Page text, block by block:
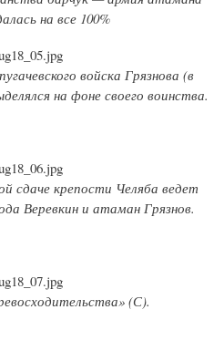
на все 100%
войска Грязнова (в
на фоне своего воинства.
сдаче крепости Челяба ведет
Веревкин и атаман Грязнов.
(С).